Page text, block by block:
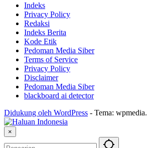
Indeks
Privacy Policy
Redaksi
Indeks Berita
Kode Etik
Pedoman Media Siber
Terms of Service
Privacy Policy
Disclaimer
Pedoman Media Siber
blackboard ai detector
Didukung oleh WordPress - Tema: wpmedia.
×